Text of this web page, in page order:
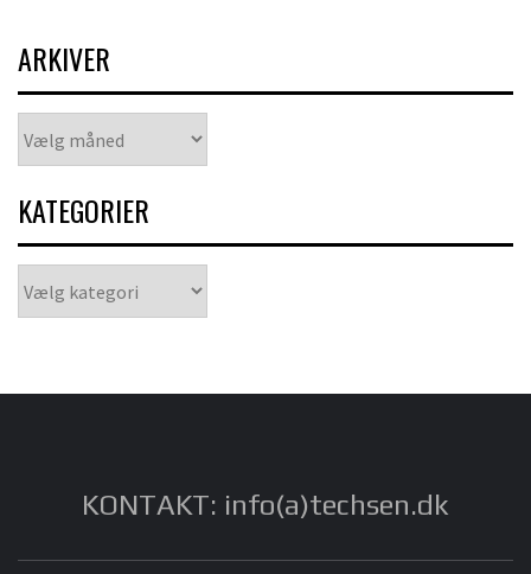
ARKIVER
KATEGORIER
KONTAKT: info(a)techsen.dk